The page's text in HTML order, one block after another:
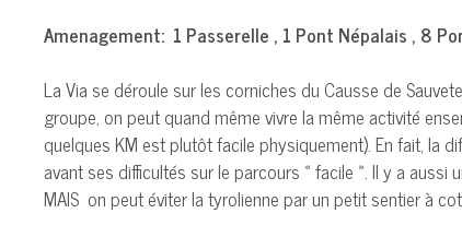
Amenagement: 1 Passerelle , 1 Pont Népalais , 8
La Via se déroule sur les corniches du Causse de
groupe, on peut quand même vivre la même activité
quelques KM est plutôt facile physiquement). En fait, la
avant ses difficultés sur le parcours « facile ». Il y a
MAIS on peut éviter la tyrolienne par un petit sentier à